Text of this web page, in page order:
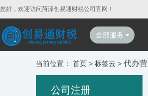
您好，欢迎访问菏泽创易通财税公司官网！
全部服务
当前位置： 首页 > 标签云 > 代办
公司注册